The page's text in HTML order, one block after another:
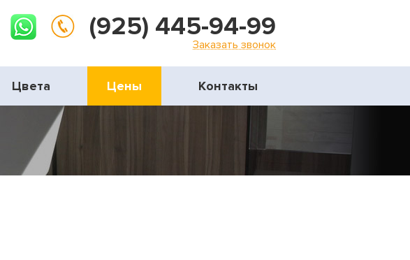
(925) 445-94-99
Заказать звонок
Цвета Цены Контакты